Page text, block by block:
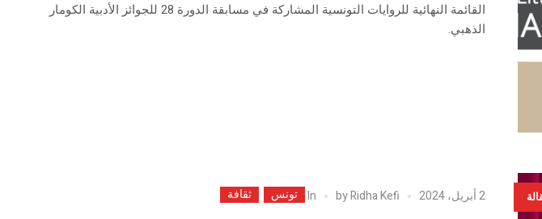
القائمة النهائية للروايات التونسية المشاركة في مسابقة الدورة 28 للجوائز الأدبية الكومار
الذهبي.
2 أبريل، 2024 byRidha Kefi
In تونس ثقافة